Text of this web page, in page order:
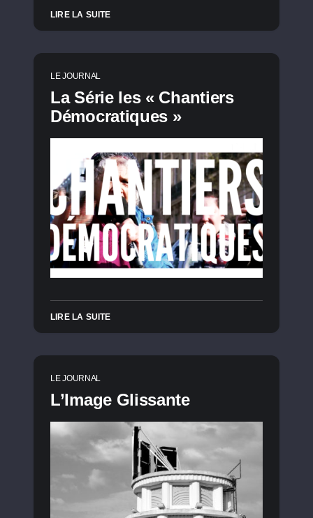
LIRE LA SUITE
LE JOURNAL
La Série les « Chantiers
Démocratiques »
LIRE LA SUITE
LE JOURNAL
L’Image Glissante